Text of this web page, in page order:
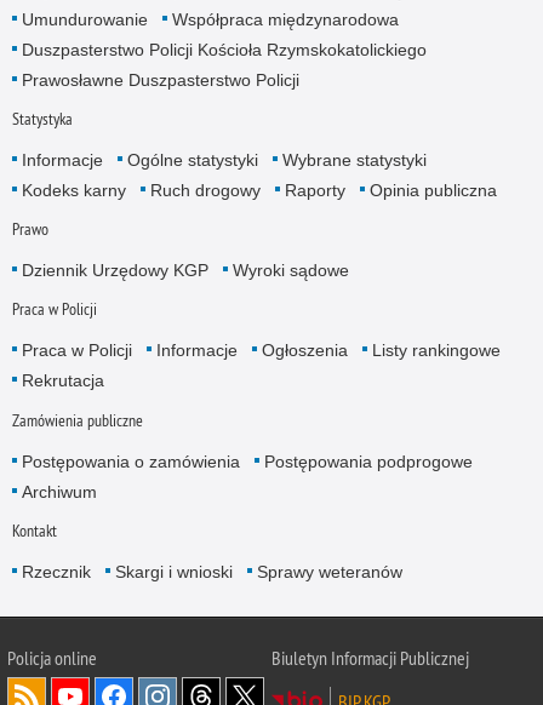
Umundurowanie
Współpraca międzynarodowa
Duszpasterstwo Policji Kościoła Rzymskokatolickiego
Prawosławne Duszpasterstwo Policji
Statystyka
Informacje Ogólne statystyki
Wybrane statystyki
Kodeks karny
Ruch drogowy Raporty Opinia publiczna
Prawo
Dziennik Urzędowy KGP Wyroki sądowe
Praca w Policji
Praca w Policji Informacje Ogłoszenia
Listy rankingowe
Rekrutacja
Zamówienia publiczne
Postępowania o zamówienia
Postępowania podprogowe
Archiwum
Kontakt
Rzecznik Skargi i wnioski Sprawy weteranów
Policjaonline
Biuletyn Informacji Publicznej